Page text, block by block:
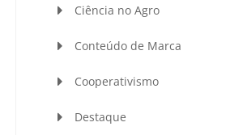
Ciência no Agro
Conteúdo de Marca
Cooperativismo
Destaque